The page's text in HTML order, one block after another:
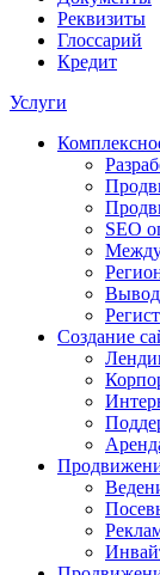
Реквизиты
Глоссарий
Кредит
Услуги
SEO
Вывод
Создание